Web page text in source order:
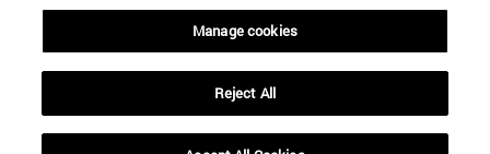
Manage cookies
Reject All